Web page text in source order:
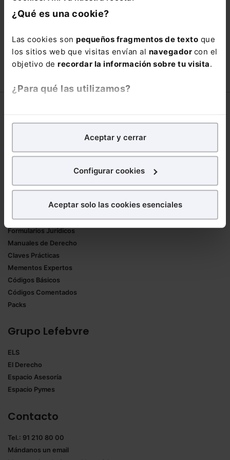
¿Qué es una cookie?
Las cookies son pequeños fragmentos de texto que
los sitios web que visitas envían al navegador con el
objetivo de recordar la información sobre tu visita.
¿Para qué las utilizamos?
analíticospara tratar demejorar tu experienciaen
nuestra página web. También con fines publicitarios,
para poder mostrarte publicidad y contenidos de tu
¿Qué puedes hacer?
experiencia en la web sea óptima
todas las cookies excepto aquellas imprescindibles.
seleccionar solo aquellas que quieras permitir en tu
navegador. Si no seleccionas ninguna utilizaremos
Aceptar y cerrar
Configurar cookies
Aceptar solo las cookies esenciales
está oportunidad y adquiere tu acceso
con un25% de descuento
110,00€ 66,00€
COMPRAR
Trabaja con nosotros
Mementos
Formularios Jurídicos
Manuales de Derecho
Claves Prácticas
Mementos Expertos
Códigos Básicos
Códigos Comentados
Packs
Grupo Lefebvre
ELS
El Derecho
Espacio Asesoría
Espacio Pymes
Contacto
Tel.: 91 210 80 00
Mándanos un email